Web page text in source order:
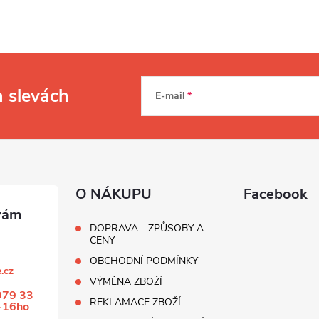
slevách E-mail
33
O NÁKUPU
DOPRAVA - ZPŮSOBY A
CENY
OBCHODNÍ PODMÍNKY
VÝMĚNA ZBOŽÍ
REKLAMACE ZBOŽÍ
Facebook